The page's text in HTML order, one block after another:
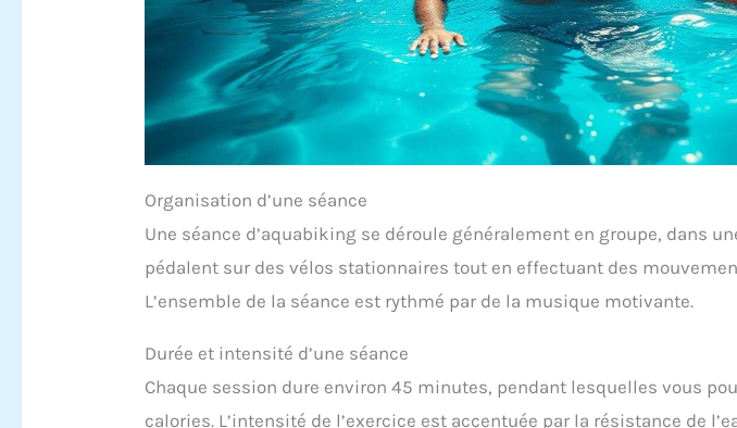
Organisation d’une séance
Une séance d’aquabiking se déroule généralement en groupe, dans
pédalent sur des vélos stationnaires tout en effectuant des
L’ensemble de la séance est rythmé par de la musique motivante.
Durée et intensité d’une séance
Chaque session dure environ 45 minutes, pendant lesquelles vous
calories. L’intensité de l’exercice est accentuée par la résistance de